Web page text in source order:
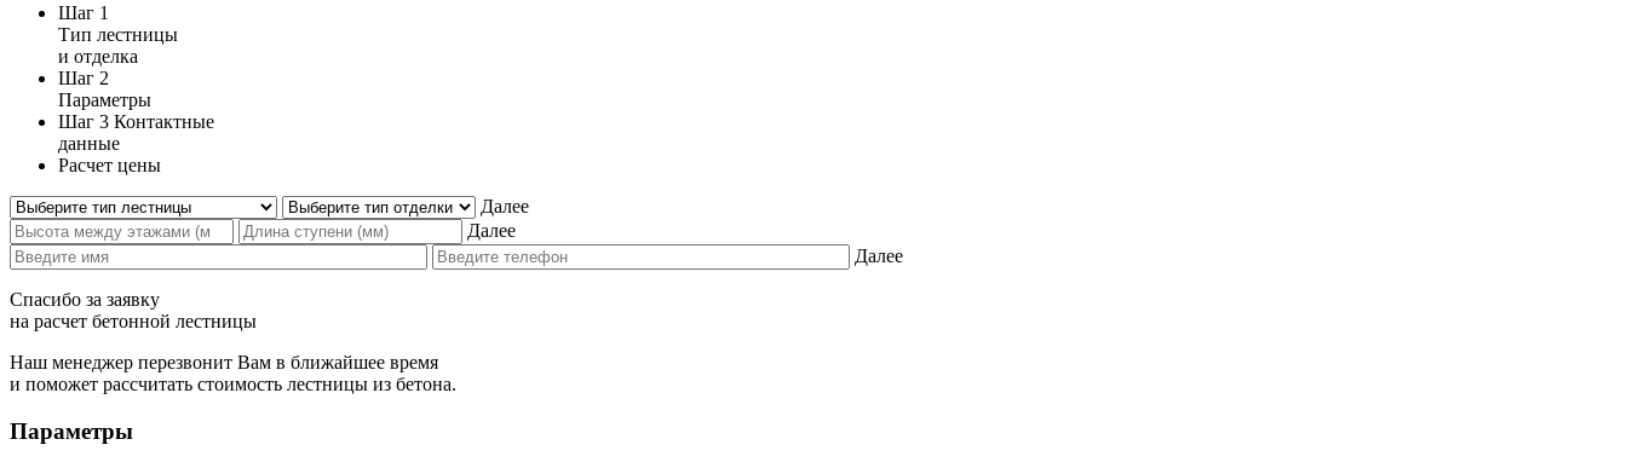
Шаг 1
Тип лестницы
и отделка
Шаг 2
Параметры
Шаг 3 Контактные
данные
Расчет цены
Далее
Далее
Далее
Спасибо за заявку
на расчет бетонной лестницы
Наш менеджер перезвонит Вам в ближайшее время
и поможет рассчитать стоимость лестницы из бетона.
Параметры